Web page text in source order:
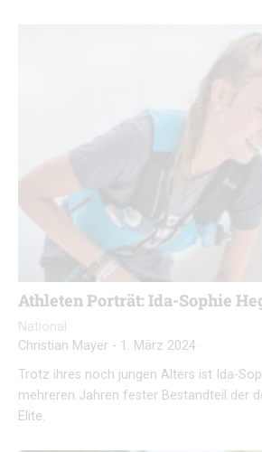
Athleten Porträt: Ida-Sophie
National
Christian Mayer - 1. März 2024
Trotz ihres noch jungen Alters ist Ida-
mehreren Jahren fester Bestandteil der
Elite.